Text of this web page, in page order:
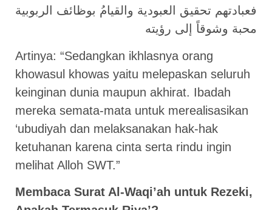
فعبادتهم تحقيق العبودية والقيامُ بوظائف الربوبية
محبة وشوقاً إلى رؤيته
Artinya: “Sedangkan ikhlasnya orang
khowasul khowas yaitu melepaskan seluruh
keinginan dunia maupun akhirat. Ibadah
mereka semata-mata untuk merealisasikan
‘ubudiyah dan melaksanakan hak-hak
ketuhanan karena cinta serta rindu ingin
melihat Alloh SWT.”
Membaca Surat Al-Waqi’ah untuk Rezeki,